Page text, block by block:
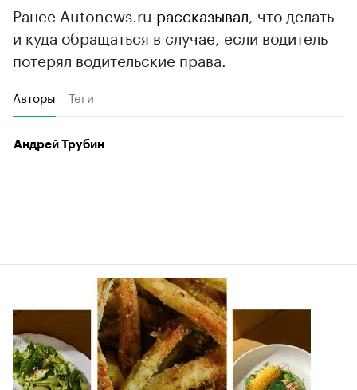
Ранее Autonews.ru рассказывал , что делать
и куда обращаться в случае, если водитель
потерял водительские права.
Авторы Теги
Андрей Трубин